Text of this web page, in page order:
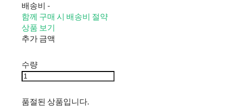
배송비 -
함께 구매 시 배송비 절약
상품 보기
추가 금액
수량
품절된 상품입니다.